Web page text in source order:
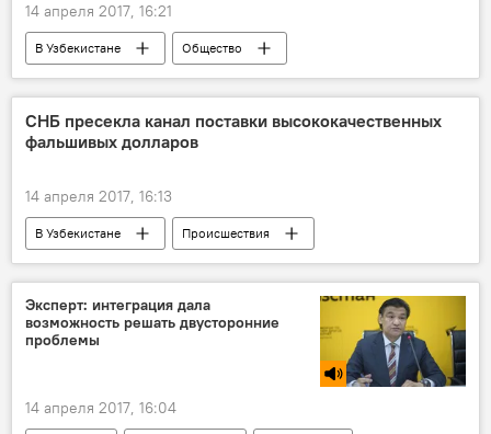
14 апреля 2017, 16:21
В Узбекистане
Общество
Узбекистан
Самарканд
Шавкат Мирзиёев
мавзолей
СНБ пресекла канал поставки высококачественных
фальшивых долларов
14 апреля 2017, 16:13
В Узбекистане
Происшествия
Общество
Узбекистан
Кыргызстан
Турция
Эксперт: интеграция дала
возможность решать двусторонние
проблемы
14 апреля 2017, 16:04